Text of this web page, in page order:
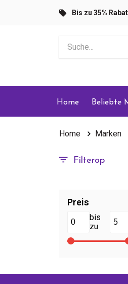
Bis zu 35%
Home Beliebte
Home Marken
Filterop
Preis
bis
zu